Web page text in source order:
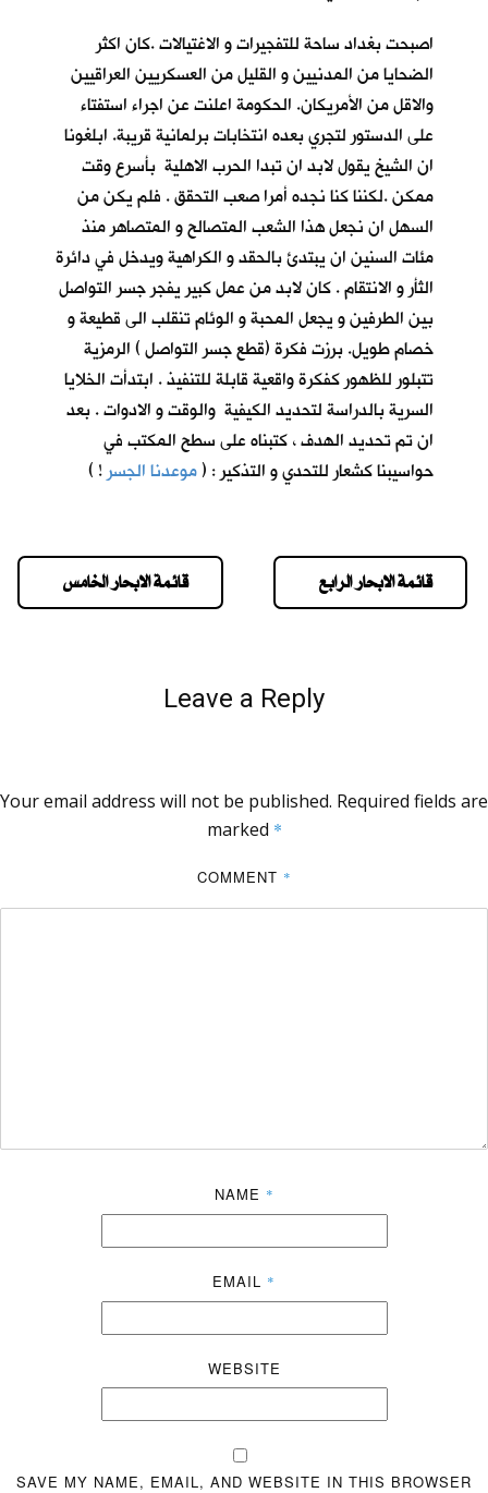
اصبحت بغداد ساحة للتفجيرات و الاغتيالات .كان اكثر
الضحايا من المدنيين و القليل من العسكريين العراقيين
والاقل من الأمريكان. الحكومة اعلنت عن اجراء استفتاء
على الدستور لتجري بعده انتخابات برلمانية قريبة. ابلغونا
ان الشيخ يقول لابد ان تبدا الحرب الاهلية بأسرع وقت
ممكن .لكننا كنا نجده أمرا صعب التحقق . فلم يكن من
السهل ان نجعل هذا الشعب المتصالح و المتصاهر منذ
مئات السنين ان يبتدئ بالحقد و الكراهية ويدخل في دائرة
الثأر و الانتقام . كان لابد من عمل كبير يفجر جسر التواصل
بين الطرفين و يجعل المحبة و الوئام تنقلب الى قطيعة و
خصام طويل. برزت فكرة (قطع جسر التواصل ) الرمزية
تتبلور للظهور كفكرة واقعية قابلة للتنفيذ . ابتدأت الخلايا
السرية بالدراسة لتحديد الكيفية والوقت و الادوات . بعد
ان تم تحديد الهدف ، كتبناه على سطح المكتب في
حواسيبنا كشعار للتحدي و التذكير : (موعدنا الجسر!
)
قائمة الابحار الخامس قائمة الابحار الرابع
Leave a Reply
Your email address will not be published. Required fields are
marked *
COMMENT *
NAME *
EMAIL *
WEBSITE
SAVE MY NAME, EMAIL, AND WEBSITE IN THIS BROWSER